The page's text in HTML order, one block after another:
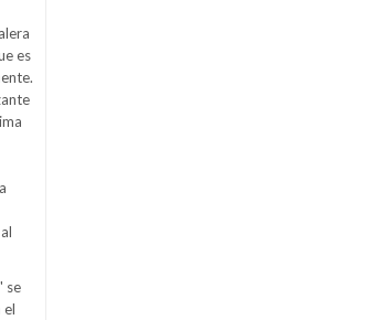
es
se
el